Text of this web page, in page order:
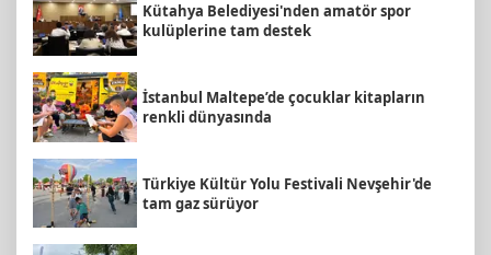
Kütahya Belediyesi'nden amatör spor
kulüplerine tam destek
İstanbul Maltepe’de çocuklar kitapların
renkli dünyasında
Türkiye Kültür Yolu Festivali Nevşehir'de
tam gaz sürüyor